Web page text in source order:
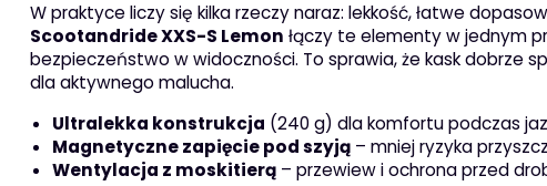
W praktyce liczy się kilka rzeczy naraz: lekkość, łatwe
Scootandride XXS-S Lemon łączy te elementy w jednym
bezpieczeństwo w widoczności. To sprawia, że kask dobrze
dla aktywnego malucha.
Ultralekka konstrukcja (240 g) dla komfortu podczas
Magnetyczne zapięcie pod szyją– mniej ryzyka
Wentylacja z moskitierą– przewiew i ochrona przed